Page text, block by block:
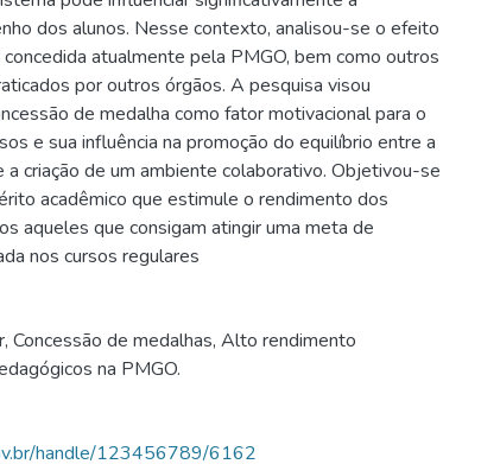
dos alunos. Nesse contexto, analisou-se o efeito
atualmente pela PMGO, bem como outros
por outros órgãos. A pesquisa visou
de medalha como fator motivacional para o
e sua influência na promoção do equilíbrio entre a
criação de um ambiente colaborativo. Objetivou-se
acadêmico que estimule o rendimento dos
aqueles que consigam atingir uma meta de
nos cursos regulares
, Concessão de medalhas, Alto rendimento
na PMGO.
handle/123456789/6162